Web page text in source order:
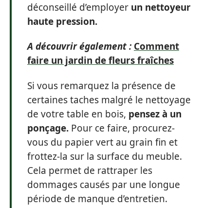
déconseillé d’employer un nettoyeur
haute pression.
A découvrir également : Comment
faire un jardin de fleurs fraîches
Si vous remarquez la présence de
certaines taches malgré le nettoyage
de votre table en bois, pensez à un
ponçage. Pour ce faire, procurez-
vous du papier vert au grain fin et
frottez-la sur la surface du meuble.
Cela permet de rattraper les
dommages causés par une longue
période de manque d’entretien.